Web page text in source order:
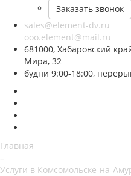
Заказать звонок
sales@element-dv.ru
ooo.element@mail.ru
681000, Хабаровский
Мира, 32
будни 9:00-18:00,
Главная
–
Услуги в Комсомольске-на-